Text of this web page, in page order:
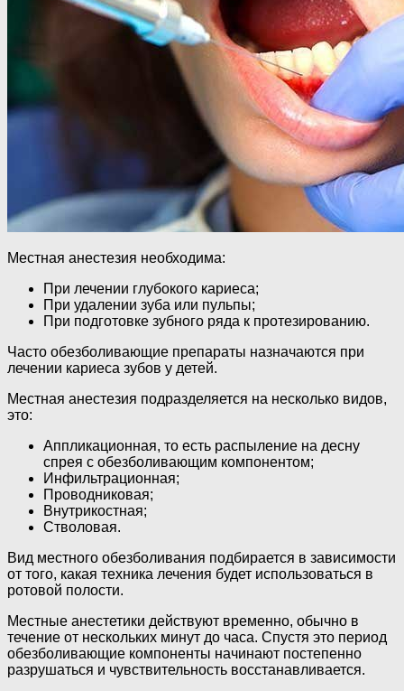
Местная анестезия необходима:
При лечении глубокого кариеса;
При удалении зуба или пульпы;
При подготовке зубного ряда к протезированию.
Часто обезболивающие препараты назначаются при
лечении кариеса зубов у детей.
Местная анестезия подразделяется на несколько видов,
это:
Аппликационная, то есть распыление на десну
спрея с обезболивающим компонентом;
Инфильтрационная;
Проводниковая;
Внутрикостная;
Стволовая.
Вид местного обезболивания подбирается в зависимости
от того, какая техника лечения будет использоваться в
ротовой полости.
Местные анестетики действуют временно, обычно в
течение от нескольких минут до часа. Спустя это период
обезболивающие компоненты начинают постепенно
разрушаться и чувствительность восстанавливается.